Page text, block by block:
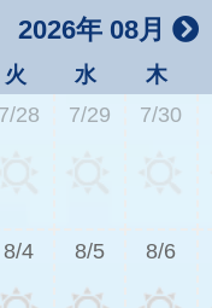
2026年 08月
火 水 木
7/28 7/29 7/30
8/4 8/5 8/6